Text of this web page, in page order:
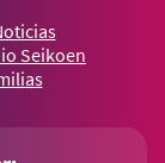
Seikoen